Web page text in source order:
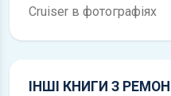
Cruiser в фотографіях
ІНШІ КНИГИ З